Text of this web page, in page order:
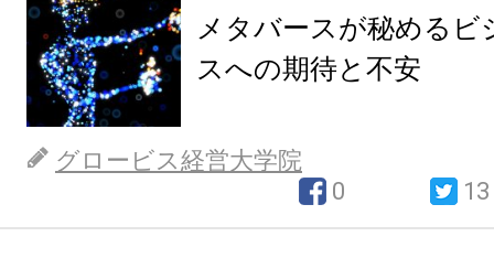
メタバースが秘めるビ
スへの期待と不安
グロービス経営大学院
0
13